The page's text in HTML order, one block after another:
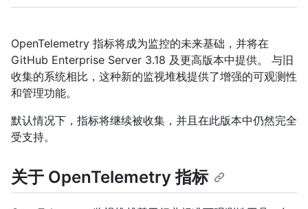
OpenTelemetry 指标将成为监控的未来基础，并将在
GitHub Enterprise Server 3.18 及更高版本中提供。 与旧
收集的系统相比，这种新的监视堆栈提供了增强的可观测性
和管理功能。
默认情况下，指标将继续被收集，并且在此版本中仍然完全
受支持。
关于 OpenTelemetry 指标